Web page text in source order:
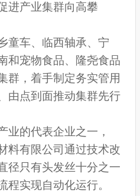
进产业集群向高攀
童车、临西轴承、宁
和宠物食品、隆尧食品
群，着手制定务实管用
由点到面推动集群先行
业的代表企业之一，
料有限公司通过技术改
径只有头发丝十分之一
程实现自动化运行。